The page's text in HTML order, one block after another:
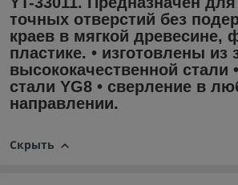
точных отверстий без
краев в мягкой древесине,
пластике. • изготовлены из
высококачественной стали
стали YG8 • сверление в
направлении.
Скрыть